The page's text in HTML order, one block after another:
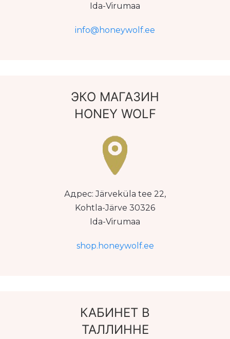
Ida-Virumaa
info@honeywolf.ee
ЭКО МАГАЗИН
HONEY WOLF
Адрес: Järveküla tee 22,
Kohtla-Järve 30326
Ida-Virumaa
shop.honeywolf.ee
КАБИНЕТ В
ТАЛЛИННЕ